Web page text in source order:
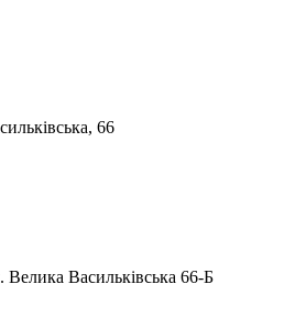
66
Велика Васильківська 66-Б